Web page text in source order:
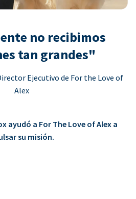
no recibimos
tan grandes"
Ejecutivo de For the Love of
Alex
ayudó a For The Love of Alex a
su misión.